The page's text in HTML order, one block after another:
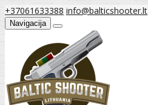
+37061633388 info@balticshooter.lt
Navigacija